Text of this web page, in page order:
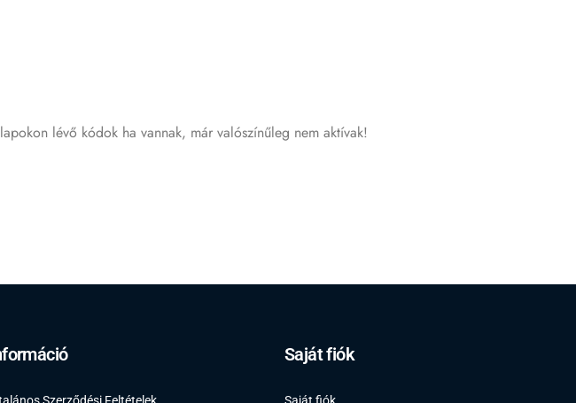
lévő kódok ha vannak, már valószínűleg nem aktívak!
Saját fiók